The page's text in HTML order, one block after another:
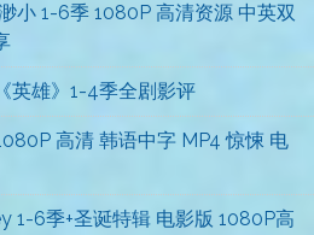
小 1-6季 1080P 高清资源 中英双
雄》1-4季全剧影评
高清 韩语中字 MP4 惊悚 电
1-6季+圣诞特辑 电影版 1080P高